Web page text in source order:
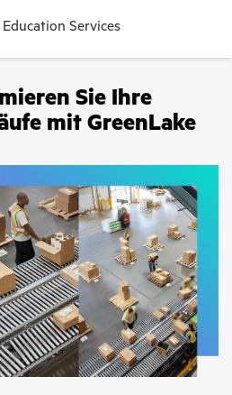
Education Services
Sie Ihre
mit GreenLake